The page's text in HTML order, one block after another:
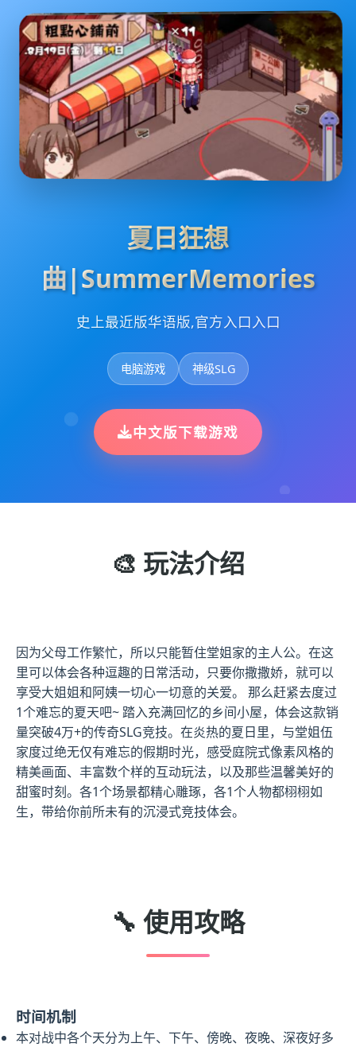
夏日狂想
曲|SummerMemories
史上最近版华语版,官方入口入口
电脑游戏 神级SLG
中文版下载游戏
🎨 玩法介绍
因为父母工作繁忙，所以只能暂住堂姐家的主人公。在这
里可以体会各种逗趣的日常活动，只要你撒撒娇，就可以
享受大姐姐和阿姨一切心一切意的关爱。 那么赶紧去度过
1个难忘的夏天吧~ 踏入充满回忆的乡间小屋，体会这款销
量突破4万+的传奇SLG竞技。在炎热的夏日里，与堂姐伍
家度过绝无仅有难忘的假期时光，感受庭院式像素风格的
精美画面、丰富数个样的互动玩法，以及那些温馨美好的
甜蜜时刻。各1个场景都精心雕琢，各1个人物都栩栩如
生，带给你前所未有的沉浸式竞技体会。
🔧 使用攻略
时间机制
本对战中各个天分为上午、下午、傍晚、夜晚、深夜好多